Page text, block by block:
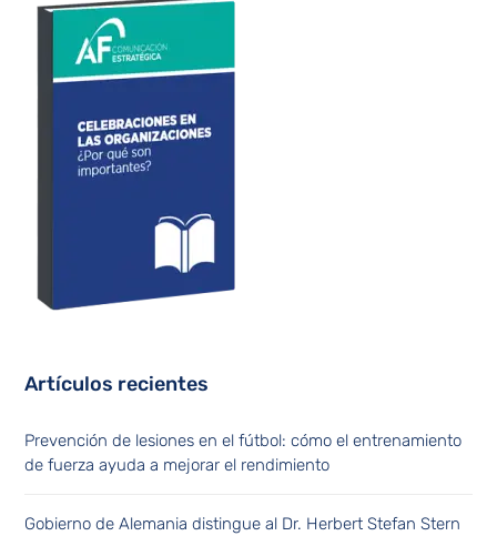
Artículos recientes
Prevención de lesiones en el fútbol: cómo el entrenamiento
de fuerza ayuda a mejorar el rendimiento
Gobierno de Alemania distingue al Dr. Herbert Stefan Stern